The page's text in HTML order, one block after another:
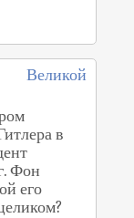
в
Фон
его